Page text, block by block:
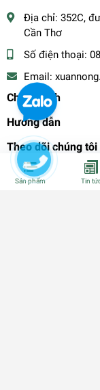
Địa chỉ: 352C,
Cần Thơ
Số điện thoại:
Email:
Chính sách
Hướng dẫn
Theo dõi chúng tôi
Sản phẩm Tin